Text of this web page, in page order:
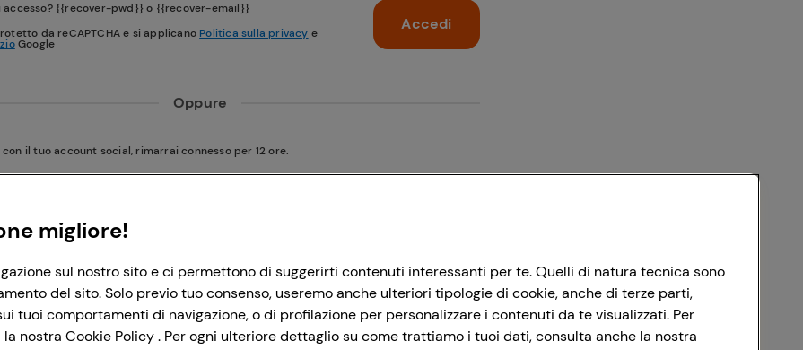
accesso? {{recover-pwd}} o {{recover-email}}
da reCAPTCHA e si applicano Politica sulla privacy e
Google
Accedi
Oppure
il tuo account social, rimarrai connesso per 12 ore.
Accedi con Facebook
migliore!
sul nostro sito e ci permettono di suggerirti contenuti interessanti per te. Quelli di natura tecnica sono
del sito. Solo previo tuo consenso, useremo anche ulteriori tipologie di cookie, anche di terze parti,
tuoi comportamenti di navigazione, o di profilazione per personalizzare i contenuti da te visualizzati. Per
nostra Cookie Policy . Per ogni ulteriore dettaglio su come trattiamo i tuoi dati, consulta anche la nostra